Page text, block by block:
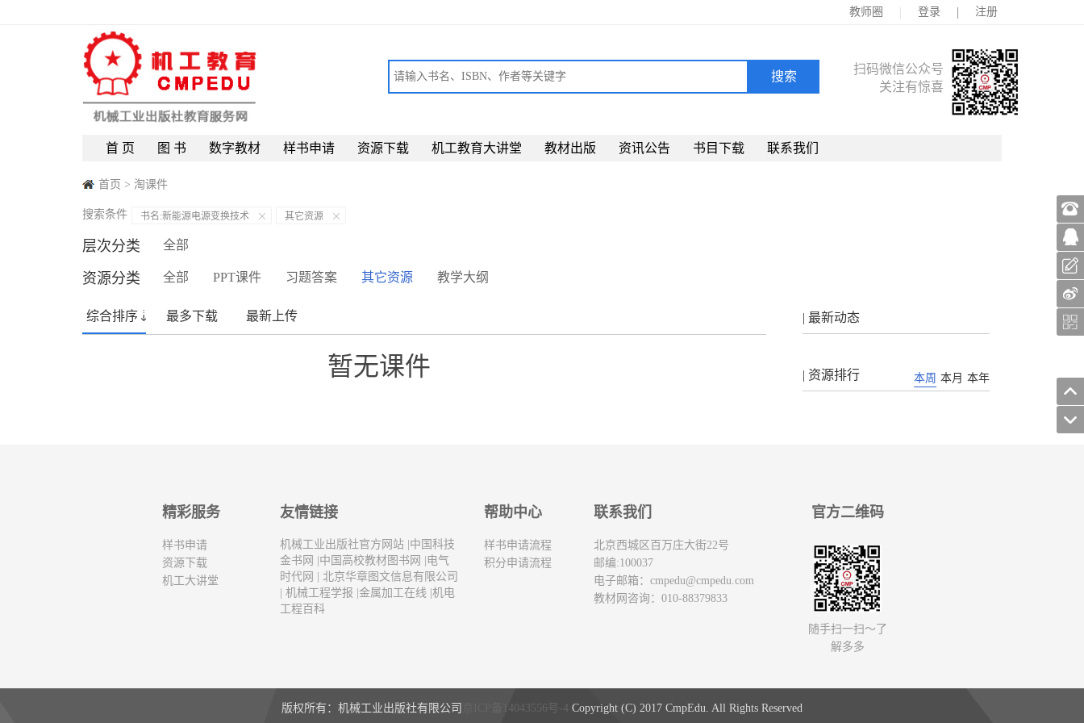
首 页 图 书 数字教材 样书申请 资源下载 机工教育大讲堂 教材出版 资讯公告 书目下载 联系我们
教师圈 | 登录 | 注册
扫码微信公众号
关注有惊喜
首页 > 淘课件
搜索条件 书名:新能源电源变换技术 其它资源
层次分类 全部
资源分类 全部 PPT课件 习题答案 其它资源 教学大纲
综合排序 最多下载 最新上传
暂无课件
| 最新动态
| 资源排行 本周 本月 本年
精彩服务
样书申请
资源下载
机工大讲堂
友情链接
机械工业出版社官方网站 中国科技
金书网
中国高校教材图书网
电气
时代网
北京华章图文信息有限公司
机械工程学报 |金属加工在线 |机电
工程百科
帮助中心
样书申请流程
积分申请流程
联系我们
北京西城区百万庄大街22号
邮编:100037
电子邮箱： cmpedu@cmpedu.com
教材网咨询：010-88379833
官方二维码
随手扫一扫～了
解多多
版权所有：机械工业出版社有限公司 京ICP备14043556号-4 Copyright (C) 2017 CmpEdu. All Rights Reserved